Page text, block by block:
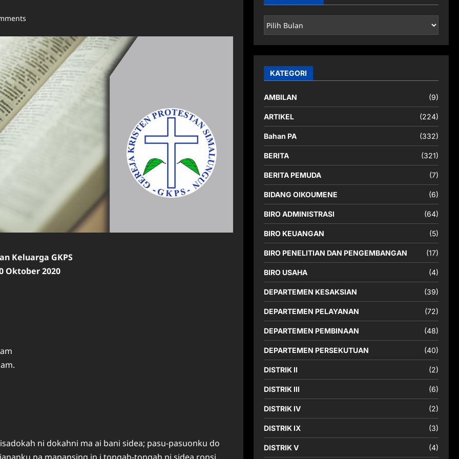
Keluarga GKPS
Oktober 2020
ni dokahni ma ai bani sidea; pasu-pasuonku do
ARSIP
BERITA
KATEGORI
AMBILAN (9)
ARTIKEL (224)
Bahan PA (332)
BERITA (321)
BERITA PEMUDA (7)
BIDANG OIKOUMENE (6)
BIRO ADMINISTRASI (64)
BIRO KEUANGAN (5)
BIRO PENELITIAN DAN PENGEMBANGAN (17)
BIRO USAHA (4)
DEPARTEMEN KESAKSIAN (39)
DEPARTEMEN PELAYANAN (72)
DEPARTEMEN PEMBINAAN (48)
DEPARTEMEN PERSEKUTUAN (40)
DISTRIK II (2)
DISTRIK III (6)
DISTRIK IV (2)
DISTRIK IX (3)
DISTRIK V (4)